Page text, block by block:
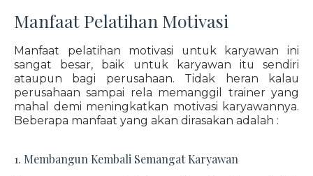
Manfaat Pelatihan Motivasi
Manfaat pelatihan motivasi untuk karyawan ini
sangat besar, baik untuk karyawan itu sendiri
ataupun bagi perusahaan. Tidak heran kalau
perusahaan sampai rela memanggil trainer yang
mahal demi meningkatkan motivasi karyawannya.
Beberapa manfaat yang akan dirasakan adalah :
1. Membangun Kembali Semangat Karyawan